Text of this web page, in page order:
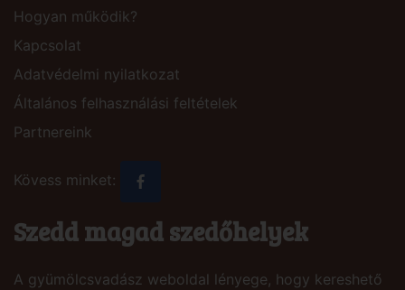
Hogyan működik?
Kapcsolat
Adatvédelmi nyilatkozat
Általános felhasználási feltételek
Partnereink
Kövess minket:
Szedd magad szedőhelyek
A gyümölcsvadász weboldal lényege, hogy kereshető